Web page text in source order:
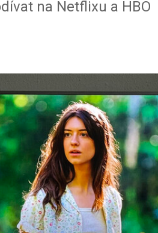
na Netflixu a HBO